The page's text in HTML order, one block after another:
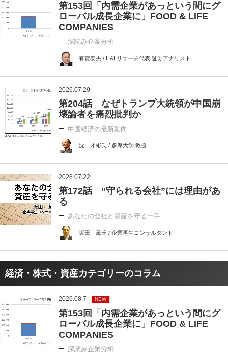
第153回「内需企業があっという間にグ
ローバル成長企業に」FOOD & LIFE
COMPANIES
深読み企業分析
有賀泰夫 / H&Lリサーチ代表 証券アナリスト
2026.07.29
第204話 なぜトランプ大統領が中国崩
壊論者を痛烈批判か
中国経済の最新動向
沈 才彬氏 / 多摩大学 教授
2026.07.22
第172話 ”守られる会社”には理由があ
る
あなたの会社と資産を守る一手
坂田 薫氏 / 企業再生コンサルタント
経済・株式・資産カテゴリーのコラム
2026.08.7 NEW
第153回「内需企業があっという間にグ
ローバル成長企業に」FOOD & LIFE
COMPANIES
深読み企業分析